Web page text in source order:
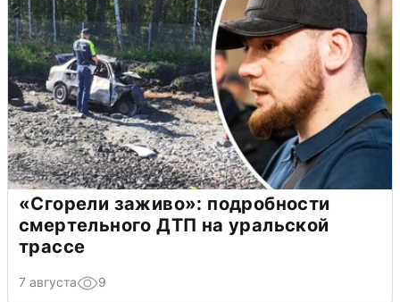
«Сгорели заживо»: подробности
смертельного ДТП на уральской
трассе
7 августа 9